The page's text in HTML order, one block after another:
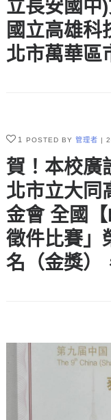
立長安國中
國立高雄科
北市萬華區
1 POSTED BY 管理者
賀！本校廣
北市立大同
金會 全國
徵件比賽」
名（金獎）